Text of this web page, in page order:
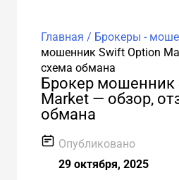
Главная / Брокеры -
мошенник Swift Option
схема обмана
Брокер мошенник
Market — обзор,
обмана
Опубликовано
29 октября, 2025